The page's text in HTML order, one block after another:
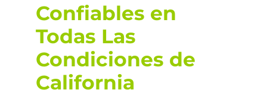
Confiables en
Todas Las
Condiciones de
California